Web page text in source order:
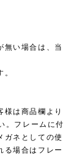
無い場合は、当
様は商品欄より
。フレームに付
ガネとしての使
る場合はフレー